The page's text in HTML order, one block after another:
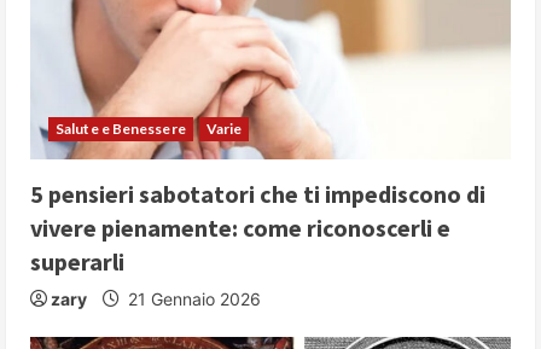
Salute e Benessere Varie
5 pensieri sabotatori che ti impediscono di
vivere pienamente: come riconoscerli e
superarli
zary 21 Gennaio 2026